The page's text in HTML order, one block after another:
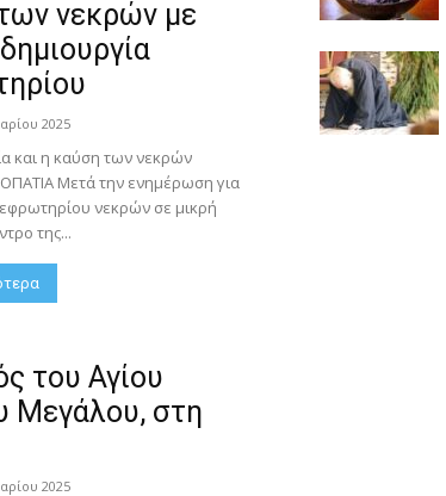
νεκρών με
2025
και η καύση των νεκρών
Μετά την ενημέρωση για
νεκρών σε μικρή
της...
του Αγίου
Μεγάλου, στη
2025